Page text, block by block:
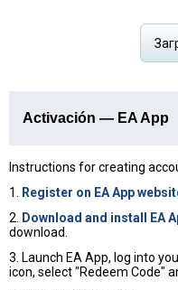
Activación — EA App
Instructions for creating
1.
Register on EA App
2.
Download and install EA
download.
3. Launch EA App, log into
icon, select "Redeem Code"